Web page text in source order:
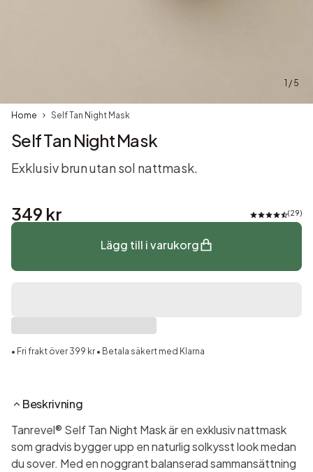
1 / 5
Home Self Tan Night Mask
Self Tan Night Mask
Exklusiv brun utan sol nattmask.
Beskrivning
Tanrevel® Self Tan Night Mask är en exklusiv nattmask
som gradvis bygger upp en naturlig solkysst look medan
du sover. Med en noggrant balanserad sammansättning
349 kr 29
Lägg till i varukorg
• Fri frakt över 399 kr • Betala säkert med Klarna